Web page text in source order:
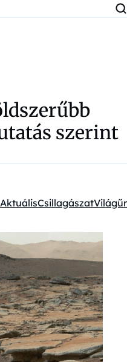
szerint
Kategóriák:
AktuálisCsillagászatVilágűr